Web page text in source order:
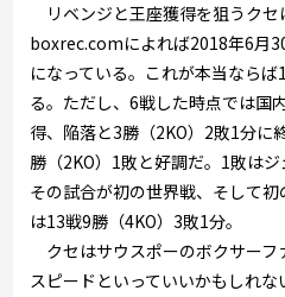
リベンジと王座獲得を狙うクセ
boxrec.comによれば2018年6月
になっている。これが本当なら
る。ただし、6戦した時点では国
得、陥落と3勝（2KO）2敗1分に
勝（2KO）1敗と好調だ。1敗はジ
その試合が初の世界戦、そして
は13戦9勝（4KO）3敗1分。
クセはサウスポーのボクサーフ
スピードといっていいかもしれ